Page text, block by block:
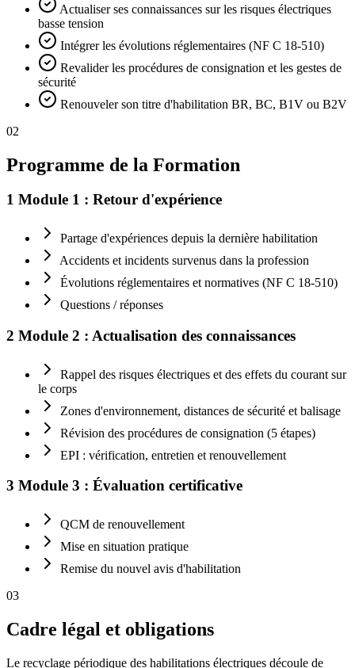
Actualiser ses connaissances sur les risques électriques
basse tension
Intégrer les évolutions réglementaires (NF C 18-510)
Revalider les procédures de consignation et les gestes de
sécurité
Renouveler son titre d'habilitation BR, BC, B1V ou B2V
02
Programme de la Formation
1 Module 1 : Retour d'expérience
Partage d'expériences depuis la dernière habilitation
Accidents et incidents survenus dans la profession
Évolutions réglementaires et normatives (NF C 18-510)
Questions / réponses
2 Module 2 : Actualisation des connaissances
Rappel des risques électriques et des effets du courant sur
le corps
Zones d'environnement, distances de sécurité et balisage
Révision des procédures de consignation (5 étapes)
EPI : vérification, entretien et renouvellement
3 Module 3 : Évaluation certificative
QCM de renouvellement
Mise en situation pratique
Remise du nouvel avis d'habilitation
03
Cadre légal et obligations
Le recyclage périodique des habilitations électriques découle de